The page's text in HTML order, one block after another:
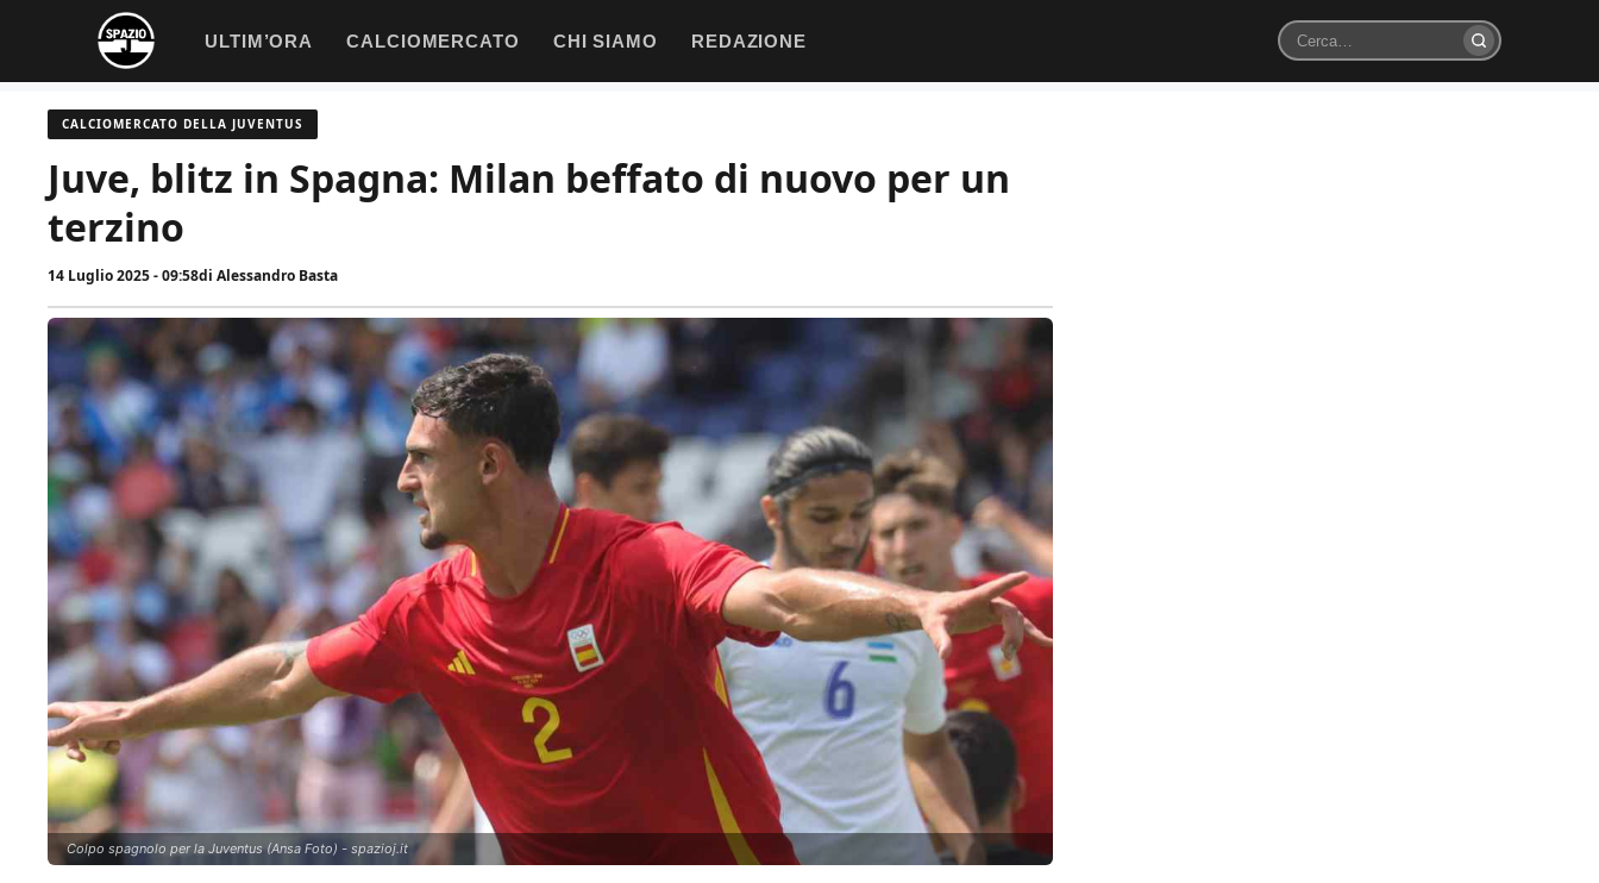
contenuto
ULTIM’ORA CALCIOMERCATO CHI SIAMO REDAZIONE
Cerca
CALCIOMERCATO DELLA JUVENTUS
Juve, blitz in Spagna: Milan beffato di nuovo per un
terzino
14 Luglio 2025 - 09:58di Alessandro Basta
Colpo spagnolo per la Juventus (Ansa Foto) - spazioj.it